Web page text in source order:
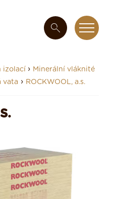
izolací › Minerální vláknité
vata › ROCKWOOL, a.s.